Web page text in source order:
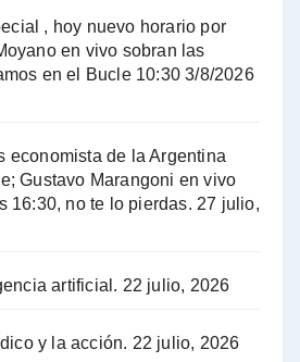
A mayor poder al empresariado le cuesta encontrar resistencia - Jose Urtubey con Jorge Gres
Hugo Yasky : Día de la Militancia - Hugo Yasky con Jorge Gres
Hugo Yasky sobre la Coordinadora de las Industrias de Productos Alimenticios (COPAL) - Hugo Yasky con Jorge Gres
Pablo Moyano sobre el espionaje: "Estos personajes siniestros han hecho mucho daño" - Pablo Moyano con Jorge Gres
, hoy nuevo horario por
en vivo sobran las
en el Bucle 10:30 3/8/2026
economista de la Argentina
Gustavo Marangoni en vivo
16:30, no te lo pierdas. 27 julio,
artificial. 22 julio, 2026
y la acción. 22 julio, 2026